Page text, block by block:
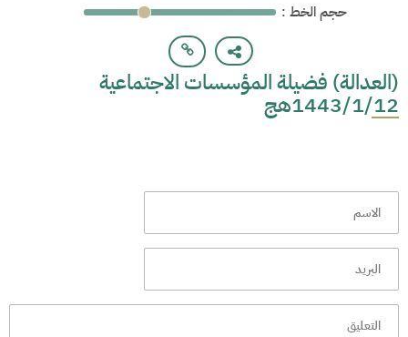
: حجم الخط
(العدالة) فضيلة المؤسسات الاجتماعية
1443/1/12هج